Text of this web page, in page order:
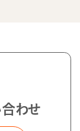
わせ